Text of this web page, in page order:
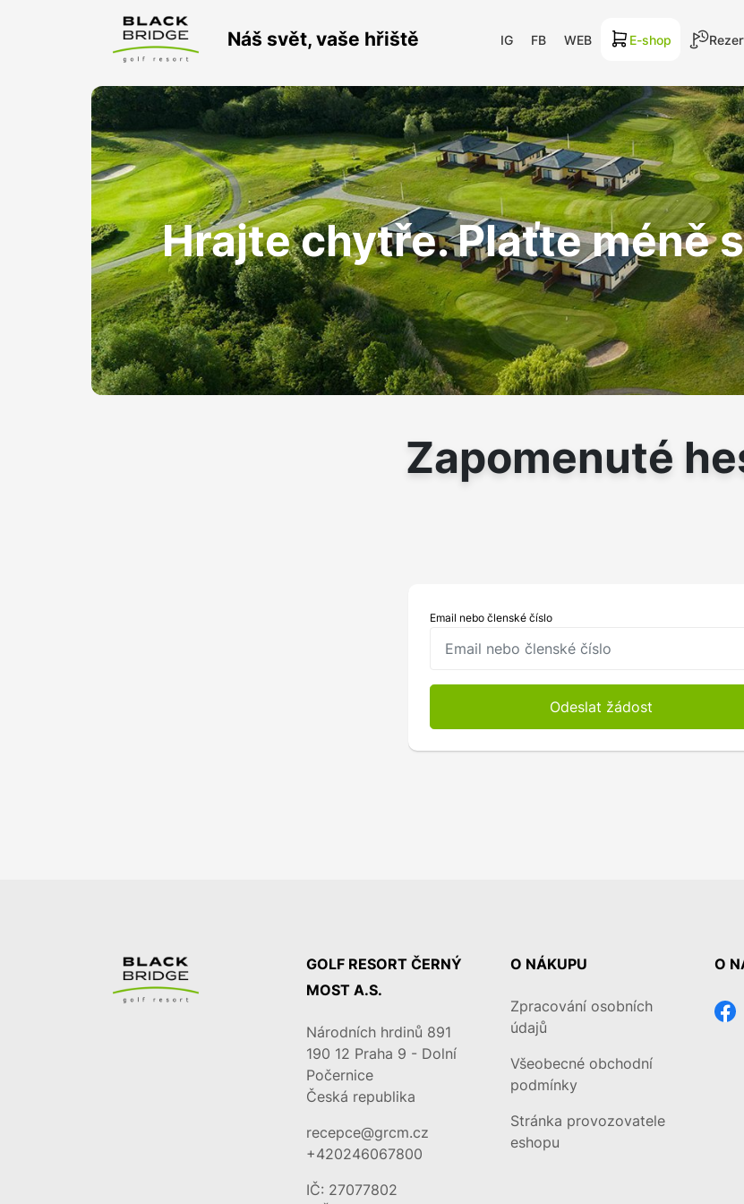
Náš svět, vaše hřiště IG FB WEB E-shop
Hrajte chytře. Plaťte méně s
Zapomenuté
Email nebo členské číslo
Odeslat žádost
GOLF RESORT ČERNÝ
MOST A.S.
Národních hrdinů 891
190 12 Praha 9 - Dolní
Počernice
Česká republika
recepce@grcm.cz
+420246067800
IČ: 27077802
O NÁKUPU
Zpracování osobních
údajů
Všeobecné obchodní
podmínky
Stránka provozovatele
eshopu
O